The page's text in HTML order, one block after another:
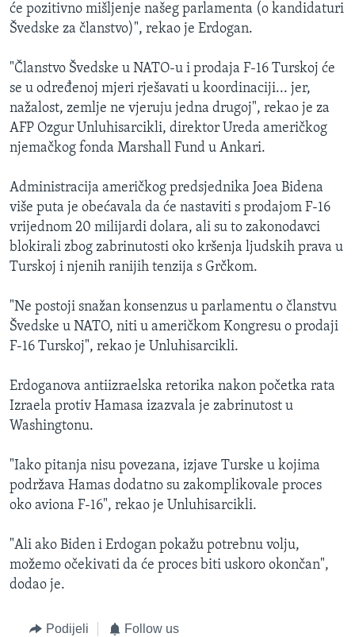
će pozitivno mišljenje našeg parlamenta (o kandidaturi
Švedske za članstvo)", rekao je Erdogan.
"Članstvo Švedske u NATO-u i prodaja F-16 Turskoj će
se u određenoj mjeri rješavati u koordinaciji... jer,
nažalost, zemlje ne vjeruju jedna drugoj", rekao je za
AFP Ozgur Unluhisarcikli, direktor Ureda američkog
njemačkog fonda Marshall Fund u Ankari.
Administracija američkog predsjednika Joea Bidena
više puta je obećavala da će nastaviti s prodajom F-16
vrijednom 20 milijardi dolara, ali su to zakonodavci
blokirali zbog zabrinutosti oko kršenja ljudskih prava u
Turskoj i njenih ranijih tenzija s Grčkom.
"Ne postoji snažan konsenzus u parlamentu o članstvu
Švedske u NATO, niti u američkom Kongresu o prodaji
F-16 Turskoj", rekao je Unluhisarcikli.
Erdoganova antiizraelska retorika nakon početka rata
Izraela protiv Hamasa izazvala je zabrinutost u
Washingtonu.
"Iako pitanja nisu povezana, izjave Turske u kojima
podržava Hamas dodatno su zakomplikovale proces
oko aviona F-16", rekao je Unluhisarcikli.
"Ali ako Biden i Erdogan pokažu potrebnu volju,
možemo očekivati da će proces biti uskoro okončan",
dodao je.
Podijeli Follow us